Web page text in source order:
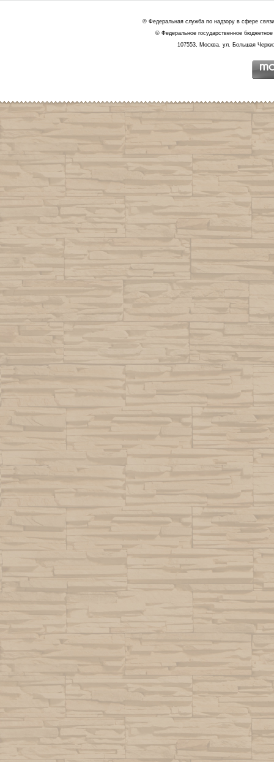
© Федеральная служба по надзору в сфере
© Федеральное государственное
107553, Москва, ул. Большая